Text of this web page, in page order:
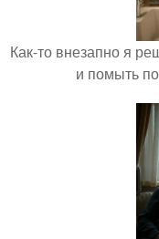
Как-то внезапно я
и помыть